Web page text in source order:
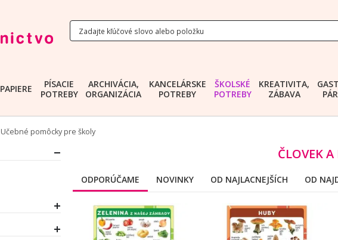
PAPIERE
PÍSACIE
POTREBY
ARCHIVÁCIA,
ORGANIZÁCIA
KANCELÁRSKE
POTREBY
ŠKOLSKÉ
POTREBY
KREATIVITA,
ZÁBAVA
Učebné pomôcky pre školy
ČLOVEK
ODPORÚČAME NOVINKY OD NAJLACNEJŠÍCH OD